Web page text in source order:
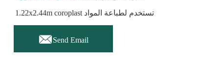
1.22x2.44m coroplast تستخدم لطباعة المواد
Send Email